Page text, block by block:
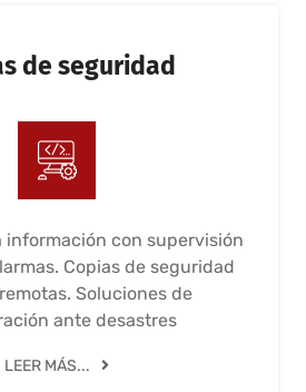
de seguridad
información con supervisión
Copias de seguridad
Soluciones de
ante desastres
LEER MÁS...